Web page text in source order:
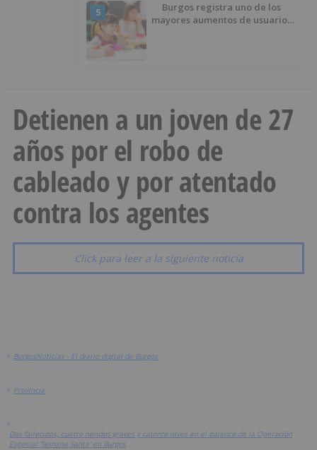
5
Burgos registra uno de los
mayores aumentos de usuarios
Detienen a un joven de 27
años por el robo de
cableado y por atentado
contra los agentes
Click para leer a la siguiente noticia
> BurgosNoticias - El diario digital de Burgos
> Provincia
>
Dos fallecidos, cuatro heridos graves y catorce leves en el balance de la Operación
Especial 'Semana Santa' en Burgos